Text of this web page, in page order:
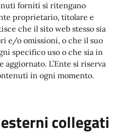
forniti si ritengano
proprietario, titolare e
che il sito web stesso sia
e/o omissioni, o che il suo
specifico uso o che sia in
aggiornato. L’Ente si riserva
in ogni momento.
collegati